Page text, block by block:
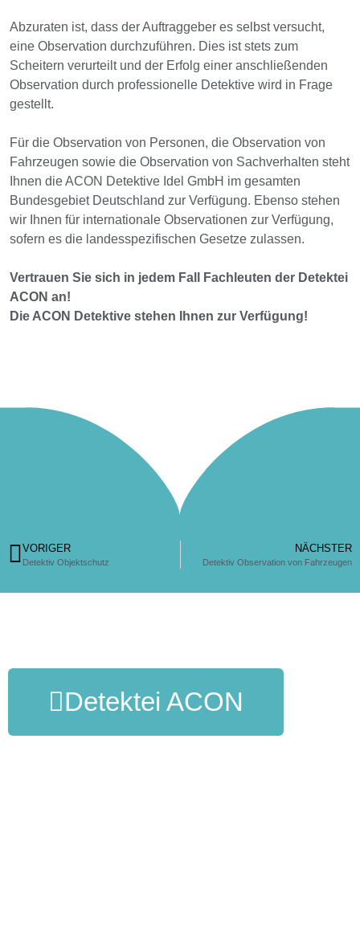
Abzuraten ist, dass der Auftraggeber es selbst versucht,
eine Observation durchzuführen. Dies ist stets zum
Scheitern verurteilt und der Erfolg einer anschließenden
Observation durch professionelle Detektive wird in Frage
gestellt.
Für die Observation von Personen, die Observation von
Fahrzeugen sowie die Observation von Sachverhalten steht
Ihnen die ACON Detektive Idel GmbH im gesamten
Bundesgebiet Deutschland zur Verfügung. Ebenso stehen
wir Ihnen für internationale Observationen zur Verfügung,
sofern es die landesspezifischen Gesetze zulassen.
Vertrauen Sie sich in jedem Fall Fachleuten der Detektei
ACON an!
Die ACON Detektive stehen Ihnen zur Verfügung!
VORIGER
Detektiv Objektschutz
NÄCHSTER
Detektiv Observation von Fahrzeugen
Detektei ACON